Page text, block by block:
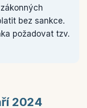
bez sankce.
požadovat tzv.
2024